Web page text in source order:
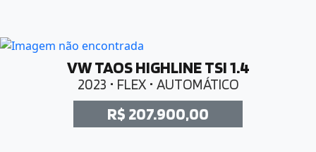
VW TAOS HIGHLINE TSI 1.4
2023 • FLEX • AUTOMÁTICO
R$ 207.900,00